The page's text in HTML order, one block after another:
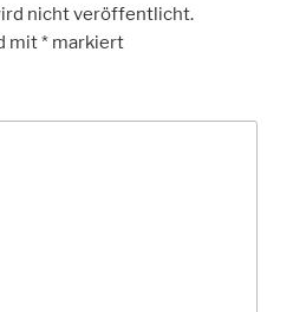
nicht veröffentlicht.
mit* markiert